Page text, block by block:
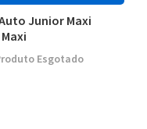
Junior Maxi
Esgotado